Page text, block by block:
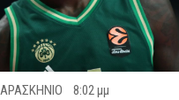
8:02 μμ